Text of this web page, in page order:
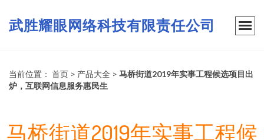
武胜耀眼网络科技有限责任公司
当前位置： 首页 > 产品大全 > 马桥街道2019年实事工程候选项目出
炉，互联网信息服务惠民生
马桥街道2019年实事工程候